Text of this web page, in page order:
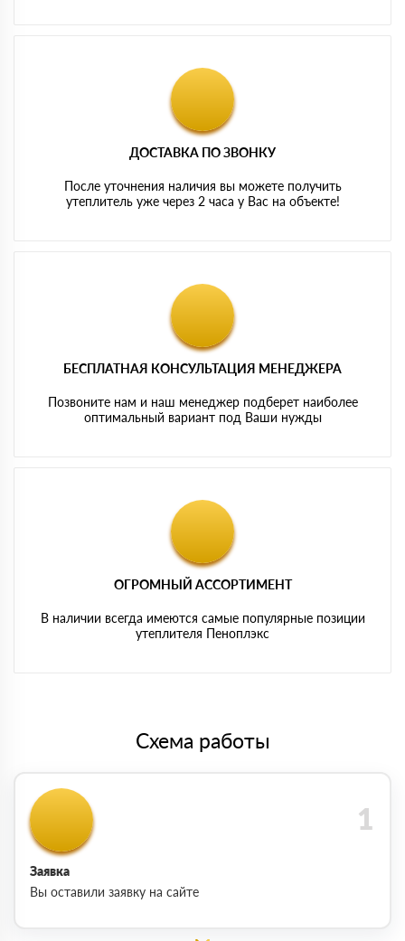
ДОСТАВКА ПО ЗВОНКУ
После уточнения наличия вы можете получить
утеплитель уже через 2 часа у Вас на объекте!
БЕСПЛАТНАЯ КОНСУЛЬТАЦИЯ МЕНЕДЖЕРА
Позвоните нам и наш менеджер подберет наиболее
оптимальный вариант под Ваши нужды
ОГРОМНЫЙ АССОРТИМЕНТ
В наличии всегда имеются самые популярные позиции
утеплителя Пеноплэкс
Схема работы
Заявка
Вы оставили заявку на сайте